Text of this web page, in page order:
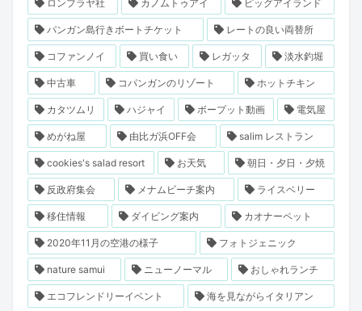
ロンプラヤ社 カノムトゥアイ ピッグアイランド
パンガン島行きボートチケット レートの良い両替所
コファンノイ 買い食い レガッタ 淡水釣堀
中古車 コパンガンのリゾート ホットチキン
カタツムリ ハジャイ ボープット動画 電気屋
めがね屋 由比ガ浜OFF会 salim レストラン
cookies's salad resort お天気 朝日・夕日・夕焼
反政府集会 メナムビーチ案内 ライスベリー
移住情報 ダイビング案内 カオナーペット
2020年11月の空港の様子 フォトジェニック
nature samui ニューノーマル おしゃれランチ
エコフレンドリーイベント 海を見ながらイタリアン